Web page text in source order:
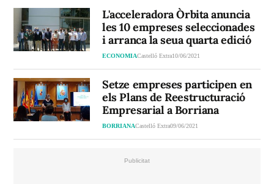
L'acceleradora Òrbita anuncia
les 10 empreses seleccionades
i arranca la seua quarta edició
ECONOMIACastelló Extra10/06/2021
Setze empreses participen en
els Plans de Reestructuració
Empresarial a Borriana
BORRIANACastelló Extra09/06/2021